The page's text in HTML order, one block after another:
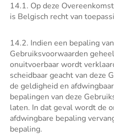
14.1. Op deze
is Belgisch recht van
14.2. Indien een bepaling
Gebruiksvoorwaarden
onuitvoerbaar wordt
scheidbaar geacht van deze
de geldigheid en
bepalingen van deze
laten. In dat geval wordt de
afdwingbare bepaling
bepaling.